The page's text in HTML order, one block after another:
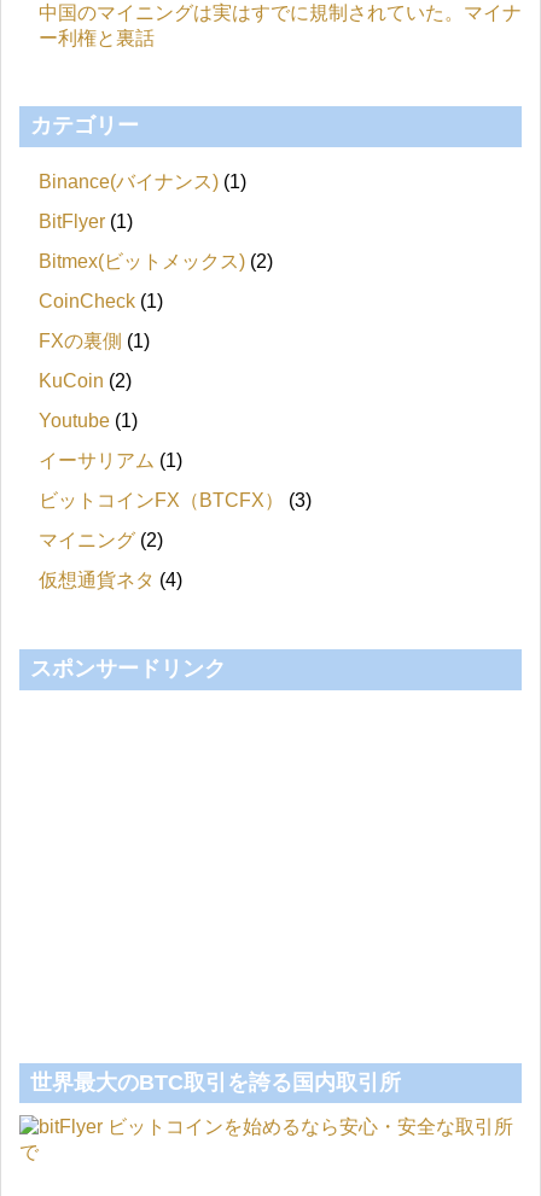
中国のマイニングは実はすでに規制されていた。マイナ
ー利権と裏話
カテゴリー
Binance(バイナンス) (1)
BitFlyer (1)
Bitmex(ビットメックス) (2)
CoinCheck (1)
FXの裏側 (1)
KuCoin (2)
Youtube (1)
イーサリアム (1)
ビットコインFX（BTCFX）
(3)
マイニング (2)
仮想通貨ネタ (4)
スポンサードリンク
世界最大のBTC取引を誇る国内取引所